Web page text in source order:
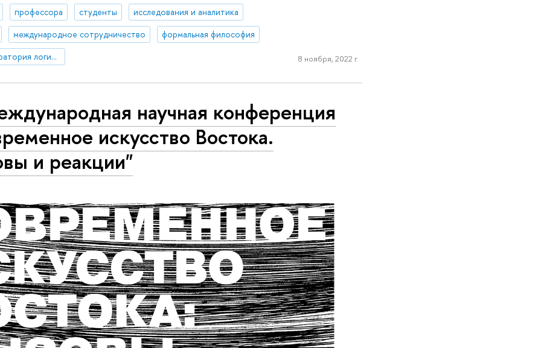
профессора студенты
исследования и аналитика
международное сотрудничество
формальная философия
Международная лаборатория логики, лингвистики и формальной философии
8 ноября, 2022 г.
научная конференция
искусство Востока.
и реакции"